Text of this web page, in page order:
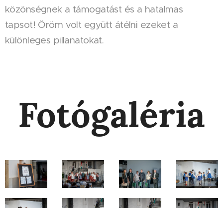
közönségnek a támogatást és a hatalmas
tapsot! Öröm volt együtt átélni ezeket a
különleges pillanatokat.
Fotógaléria